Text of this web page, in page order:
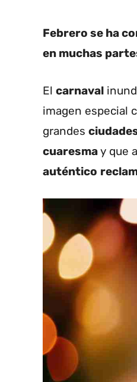
Febrero se ha
en muchas
El carnaval
imagen especial
grandes
cuaresmay que
auténtico